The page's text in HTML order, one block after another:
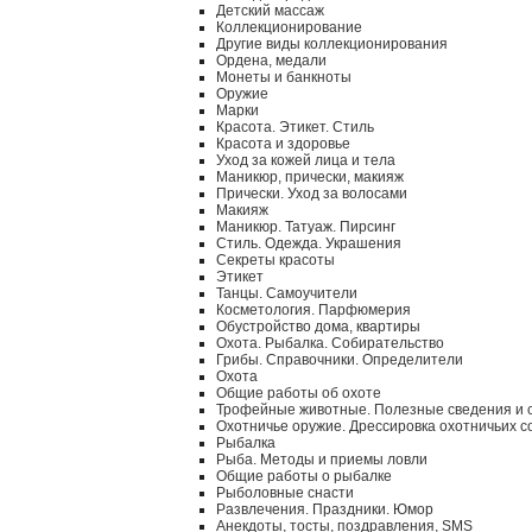
Детский массаж
Коллекционирование
Другие виды коллекционирования
Ордена, медали
Монеты и банкноты
Оружие
Марки
Красота. Этикет. Стиль
Красота и здоровье
Уход за кожей лица и тела
Маникюр, прически, макияж
Прически. Уход за волосами
Макияж
Маникюр. Татуаж. Пирсинг
Стиль. Одежда. Украшения
Секреты красоты
Этикет
Танцы. Самоучители
Косметология. Парфюмерия
Обустройство дома, квартиры
Охота. Рыбалка. Собирательство
Грибы. Справочники. Определители
Охота
Общие работы об охоте
Трофейные животные. Полезные сведения и
Охотничье оружие. Дрессировка охотничьих
Рыбалка
Рыба. Методы и приемы ловли
Общие работы о рыбалке
Рыболовные снасти
Развлечения. Праздники. Юмор
Анекдоты, тосты, поздравления, SMS